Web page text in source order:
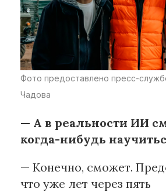
Фото предоставлено пресс-
Чадова
— А в реальности ИИ
когда-нибудь
— Конечно, сможет.
что уже лет через пять